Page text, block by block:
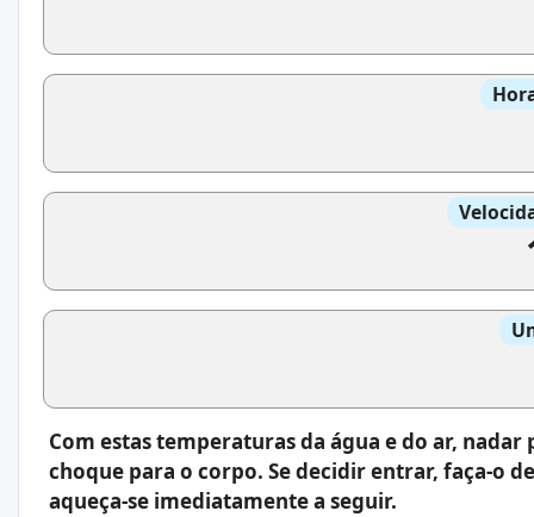
Com estas temperaturas da água e do ar,
choque para o corpo. Se decidir entrar, faça-o
aqueça-se imediatamente a seguir.